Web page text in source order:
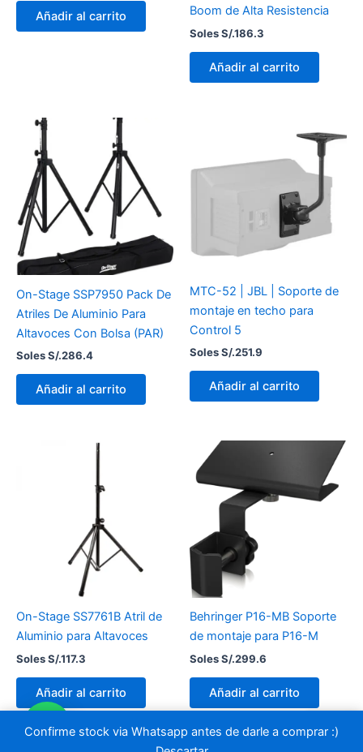
Confirme stock via Whatsapp antes de darle a comprar :)
Añadir al carrito
Boom de Alta Resistencia
Soles S/.186.3
Añadir al carrito
On-Stage SSP7950 Pack De
Atriles De Aluminio Para
Altavoces Con Bolsa (PAR)
Soles S/.286.4
Añadir al carrito
MTC-52 | JBL | Soporte de
montaje en techo para
Control 5
Soles S/.251.9
Añadir al carrito
On-Stage SS7761B Atril de
Aluminio para Altavoces
Soles S/.117.3
Añadir al carrito
Behringer P16-MB Soporte
de montaje para P16-M
Soles S/.299.6
Añadir al carrito